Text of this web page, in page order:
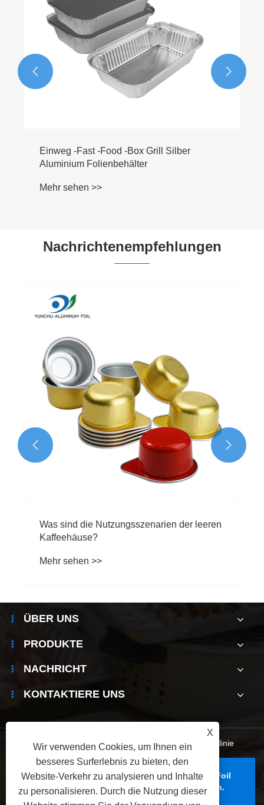
Einweg -Fast -Food -Box Grill Silber
Aluminium Folienbehälter
Mehr sehen >>
 
Nachrichtenempfehlungen
Was sind die Nutzungsszenarien der leeren
Kaffeehäuse?
Mehr sehen >>
 
ÜBER UNS
PRODUKTE
NACHRICHT
KONTAKTIERE UNS
Links | Sitemap | RSS | XML | Datenschutzrichtlinie
Copyright © 2025 Foshan Yunchu Aluminium Foil
Technology Co., Ltd. Alle Rechte vorbehalten.
X
Wir verwenden Cookies, um Ihnen ein
besseres Surferlebnis zu bieten, den
Website-Verkehr zu analysieren und Inhalte
zu personalisieren. Durch die Nutzung dieser